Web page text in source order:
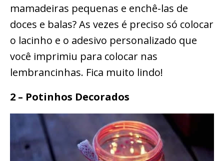
mamadeiras pequenas e enchê-las de
doces e balas? As vezes é preciso só colocar
o lacinho e o adesivo personalizado que
você imprimiu para colocar nas
lembrancinhas. Fica muito lindo!
2 – Potinhos Decorados